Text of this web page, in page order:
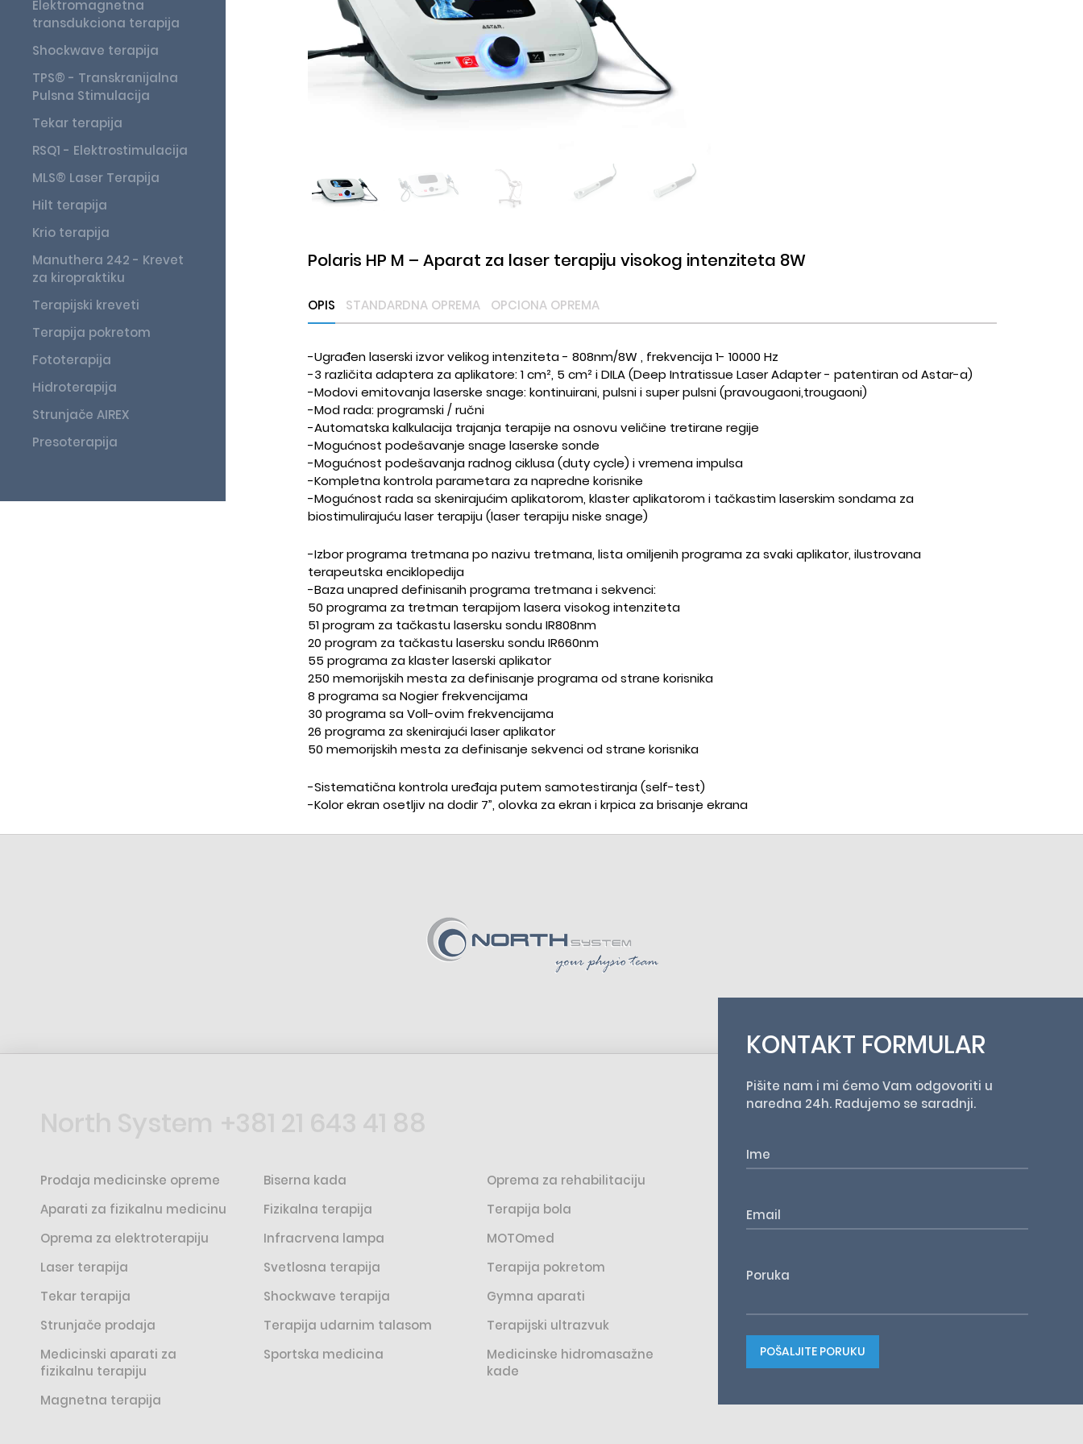
Elektromagnetna
transdukciona terapija
Shockwave terapija
TPS® - Transkranijalna
Pulsna Stimulacija
Tekar terapija
RSQ1 - Elektrostimulacija
MLS® Laser Terapija
Hilt terapija
Krio terapija
Manuthera 242 - Krevet
za kiropraktiku
Terapijski kreveti
Terapija pokretom
Fototerapija
Hidroterapija
Strunjače AIREX
Presoterapija
Polaris HP M – Aparat za laser terapiju visokog intenziteta 8W
OPIS STANDARDNA OPREMA OPCIONA OPREMA
-Ugrađen laserski izvor velikog intenziteta - 808nm/8W , frekvencija 1- 10000 Hz
-3 različita adaptera za aplikatore: 1 cm², 5 cm² i DILA (Deep Intratissue Laser Adapter - patentiran od Astar-a)
-Modovi emitovanja laserske snage: kontinuirani, pulsni i super pulsni (pravougaoni,trougaoni)
-Mod rada: programski / ručni
-Automatska kalkulacija trajanja terapije na osnovu veličine tretirane regije
-Mogućnost podešavanje snage laserske sonde
-Mogućnost podešavanja radnog ciklusa (duty cycle) i vremena impulsa
-Kompletna kontrola parametara za napredne korisnike
-Mogućnost rada sa skenirajućim aplikatorom, klaster aplikatorom i tačkastim laserskim sondama za
biostimulirajuću laser terapiju (laser terapiju niske snage)
-Izbor programa tretmana po nazivu tretmana, lista omiljenih programa za svaki aplikator, ilustrovana
terapeutska enciklopedija
-Baza unapred definisanih programa tretmana i sekvenci:
50 programa za tretman terapijom lasera visokog intenziteta
51 program za tačkastu lasersku sondu IR808nm
20 program za tačkastu lasersku sondu IR660nm
55 programa za klaster laserski aplikator
250 memorijskih mesta za definisanje programa od strane korisnika
8 programa sa Nogier frekvencijama
30 programa sa Voll-ovim frekvencijama
26 programa za skenirajući laser aplikator
50 memorijskih mesta za definisanje sekvenci od strane korisnika
-Sistematična kontrola uređaja putem samotestiranja (self-test)
-Kolor ekran osetljiv na dodir 7”, olovka za ekran i krpica za brisanje ekrana
Prodaja medicinske opreme
Aparati za fizikalnu medicinu
Oprema za elektroterapiju
Laser terapija
Tekar terapija
Strunjače prodaja
Medicinski aparati za
fizikalnu terapiju
Magnetna terapija
Biserna kada
Fizikalna terapija
Infracrvena lampa
Svetlosna terapija
Shockwave terapija
Terapija udarnim talasom
Sportska medicina
Oprema za rehabilitaciju
Terapija bola
MOTOmed
Terapija pokretom
Gymna aparati
Terapijski ultrazvuk
Medicinske hidromasažne
kade
KONTAKT FORMULAR
Pišite nam i mi ćemo Vam odgovoriti u
naredna 24h. Radujemo se saradnji.